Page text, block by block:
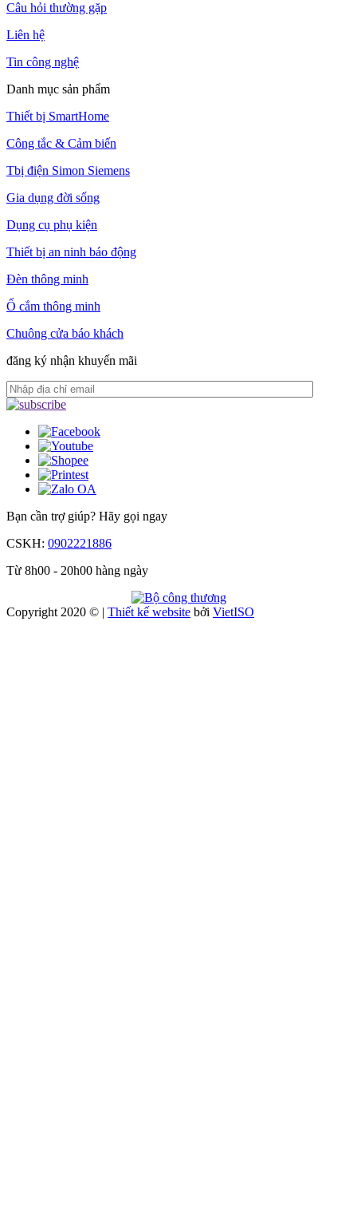
Câu hỏi thường gặp
Liên hệ
Tin công nghệ
Danh mục sản phẩm
Thiết bị SmartHome
Công tắc & Cảm biến
Tbị điện Simon Siemens
Gia dụng đời sống
Dụng cụ phụ kiện
Thiết bị an ninh báo động
Đèn thông minh
Ổ cắm thông minh
Chuông cửa báo khách
đăng ký nhận khuyến mãi
Bạn cần trợ giúp? Hãy gọi ngay
CSKH: 0902221886
Từ 8h00 - 20h00 hàng ngày
Copyright 2020 © | Thiết kế website bởi VietISO